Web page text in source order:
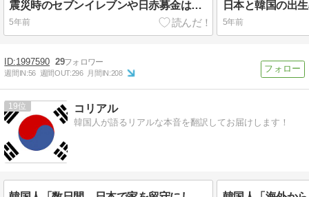
震災時のセブンイレブンや日赤募金は台湾がダントツトップ、韓国も？
5年前 5年前
1997590 29
週間IN:56 週間OUT:296 月間IN:208
19 コリアル
韓国人が語るリアルな本音を翻訳してお届けします！